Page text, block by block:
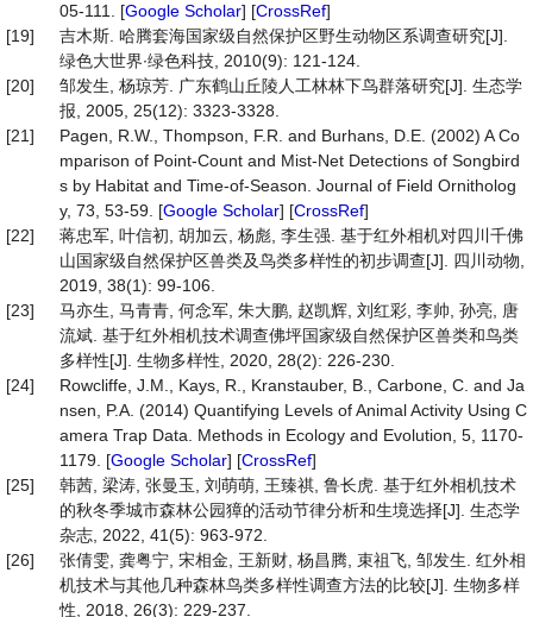
05-111. [Google Scholar] [CrossRef]
[19]
吉木斯. 哈腾套海国家级自然保护区野生动物区系调查研究[J].
绿色大世界∙绿色科技, 2010(9): 121-124.
[20]
邹发生, 杨琼芳. 广东鹤山丘陵人工林林下鸟群落研究[J]. 生态学
报, 2005, 25(12): 3323-3328.
[21]
Pagen, R.W., Thompson, F.R. and Burhans, D.E. (2002) A Co
mparison of Point-Count and Mist-Net Detections of Songbird
s by Habitat and Time-of-Season. Journal of Field Ornitholog
y, 73, 53-59. [Google Scholar] [CrossRef]
[22]
蒋忠军, 叶信初, 胡加云, 杨彪, 李生强. 基于红外相机对四川千佛
山国家级自然保护区兽类及鸟类多样性的初步调查[J]. 四川动物,
2019, 38(1): 99-106.
[23]
马亦生, 马青青, 何念军, 朱大鹏, 赵凯辉, 刘红彩, 李帅, 孙亮, 唐
流斌. 基于红外相机技术调查佛坪国家级自然保护区兽类和鸟类
多样性[J]. 生物多样性, 2020, 28(2): 226-230.
[24]
Rowcliffe, J.M., Kays, R., Kranstauber, B., Carbone, C. and Ja
nsen, P.A. (2014) Quantifying Levels of Animal Activity Using C
amera Trap Data. Methods in Ecology and Evolution, 5, 1170-
1179. [Google Scholar] [CrossRef]
[25]
韩茜, 梁涛, 张曼玉, 刘萌萌, 王臻祺, 鲁长虎. 基于红外相机技术
的秋冬季城市森林公园獐的活动节律分析和生境选择[J]. 生态学
杂志, 2022, 41(5): 963-972.
[26]
张倩雯, 龚粤宁, 宋相金, 王新财, 杨昌腾, 束祖飞, 邹发生. 红外相
机技术与其他几种森林鸟类多样性调查方法的比较[J]. 生物多样
性, 2018, 26(3): 229-237.